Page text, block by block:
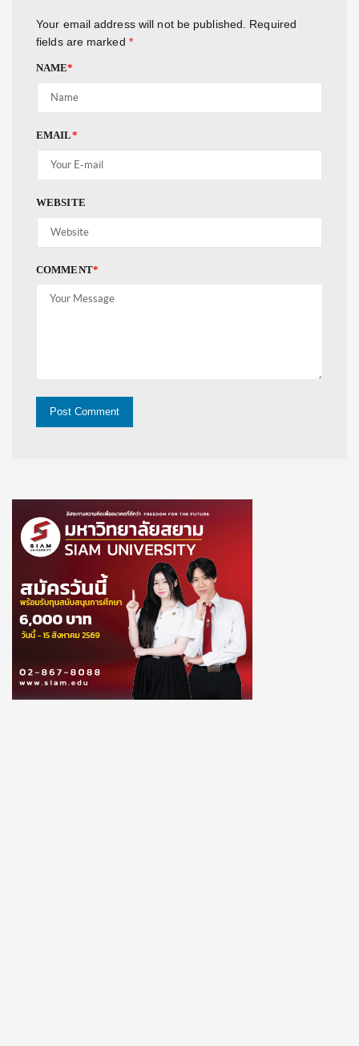
Your email address will not be published.
Required
fields are marked *
NAME*
EMAIL*
WEBSITE
COMMENT*